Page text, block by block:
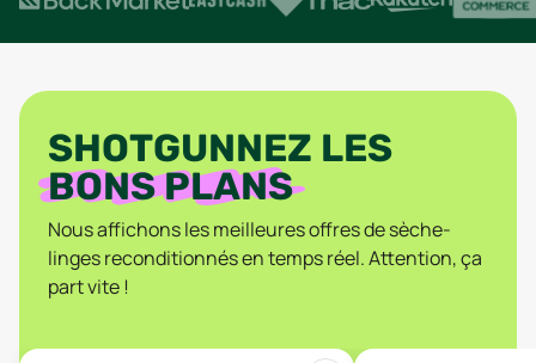
SHOTGUNNEZ LES
BONS PLANS
Nous affichons les meilleures offres de sèche-
linges reconditionnés en temps réel. Attention, ça
part vite !